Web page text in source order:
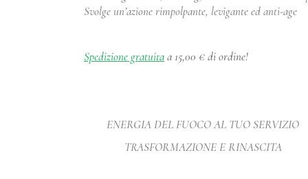
Svolge un’azione rimpolpante, levigante ed anti-age
Spedizione gratuitaa 15,00 € di ordine!
ENERGIA DEL FUOCO AL TUO SERVIZIO
TRASFORMAZIONE E RINASCITA